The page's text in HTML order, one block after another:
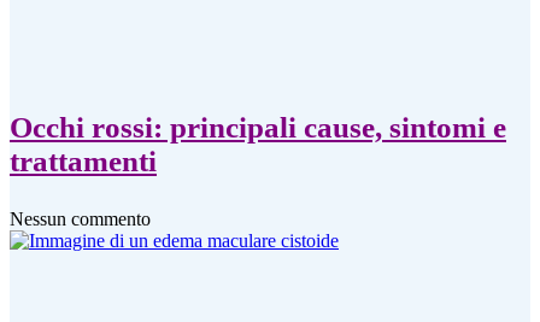
Occhi rossi: principali cause, sintomi e
trattamenti
Nessun commento